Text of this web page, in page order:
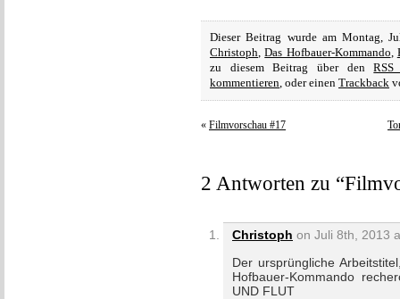
Dieser Beitrag wurde am Montag,
Christoph,Das Hofbauer-Kommando,
zu diesem Beitrag über den
kommentieren, oder einen Trackback
« Filmvorschau #17
2 Antworten zu
Christoph on Juli 8th, 2013
Der ursprüngliche
Hofbauer-Kommando
UND FLUT